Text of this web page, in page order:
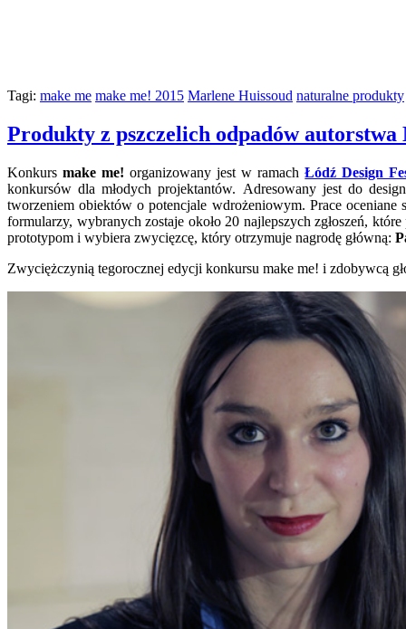
Tagi: make me make me! 2015 Marlene Huissoud naturalne produkty
Produkty z pszczelich odpadów
Konkursmake me! organizowany jest w ramachŁódź Design
konkursów dla młodych projektantów. Adresowany jest do
tworzeniem obiektów o potencjale wdrożeniowym. Prace
formularzy, wybranych zostaje około 20 najlepszych zgłoszeń,
prototypom i wybiera zwycięzcę, który otrzymuje nagrodę główną:
Zwyciężczynią tegorocznej edycji konkursu make me! i zdobywcą